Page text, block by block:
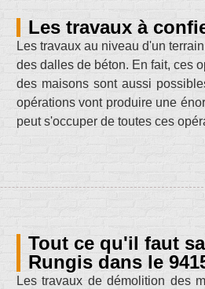
Les travaux à
Les travaux au niveau d'un
des dalles de béton. En fait, ces
des maisons sont aussi
opérations vont produire une
peut s'occuper de toutes ces
Tout ce qu'il faut
Rungis dans le
Les travaux de démolition des